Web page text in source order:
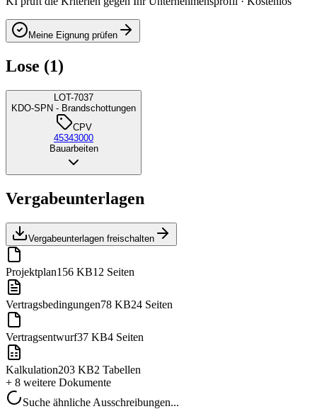
Meine Eignung prüfen
Lose (1)
LOT-7037
KDO-SPN - Brandschottungen
CPV
45343000
Bauarbeiten
Vergabeunterlagen
Vergabeunterlagen freischalten
Projektplan156 KB12 Seiten
Vertragsbedingungen78 KB24 Seiten
Vertragsentwurf37 KB4 Seiten
Kalkulation203 KB2 Tabellen
+ 8 weitere Dokumente
Suche ähnliche Ausschreibungen...